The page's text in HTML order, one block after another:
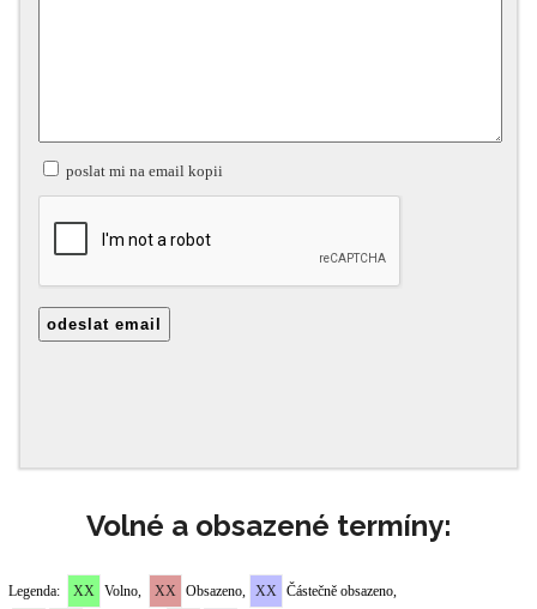
Volné a obsazené termíny: